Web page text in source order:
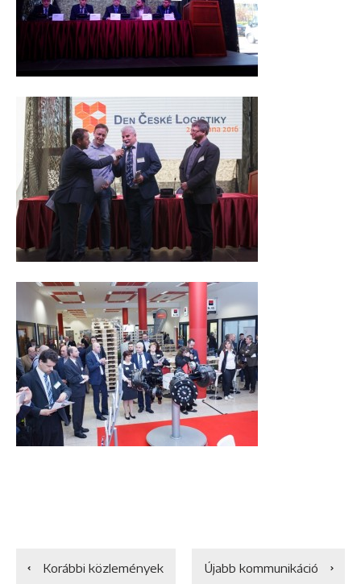
Korábbi közlemények Újabb kommunikáció